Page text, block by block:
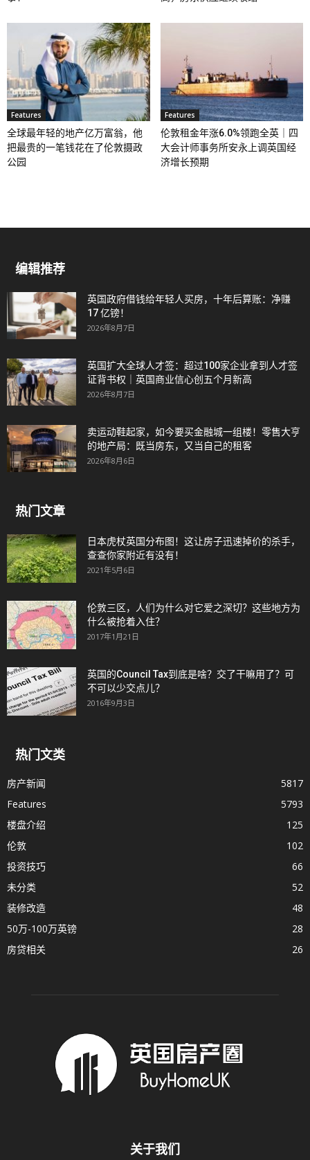
Features
全球最年轻的地产亿万富翁，他
把最贵的一笔钱花在了伦敦摄政
公园
Features
伦敦租金年涨6.0%领跑全英｜四
大会计师事务所安永上调英国经
济增长预期
编辑推荐
英国政府借钱给年轻人买房，十年后算账：净赚
17 亿镑！
2026年8月7日
英国扩大全球人才签：超过100家企业拿到人才签
证背书权｜英国商业信心创五个月新高
2026年8月7日
卖运动鞋起家，如今要买金融城一组楼！零售大亨
的地产局：既当房东，又当自己的租客
2026年8月6日
热门文章
日本虎杖英国分布图！这让房子迅速掉价的杀手，
查查你家附近有没有！
2021年5月6日
伦敦三区，人们为什么对它爱之深切？这些地方为
什么被抢着入住？
2017年1月21日
英国的Council Tax到底是啥？交了干嘛用了？可
不可以少交点儿？
2016年9月3日
热门文类
房产新闻
5817
Features
5793
楼盘介绍
125
伦敦
102
投资技巧
66
未分类
52
装修改造
48
50万-100万英镑
28
房贷相关
26
关于我们